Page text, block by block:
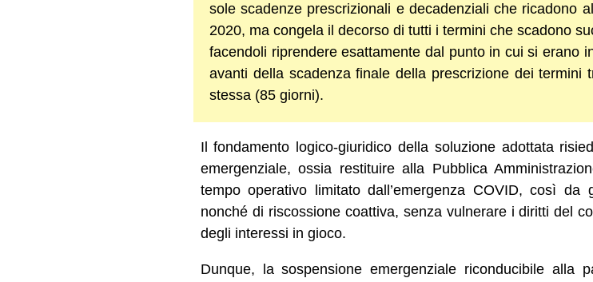
sole scadenze prescrizionali e decadenziali che ricadono
2020, ma congela il decorso di tutti i termini che scadono
facendoli riprendere esattamente dal punto in cui si erano
avanti della scadenza finale della prescrizione dei termini
stessa (85 giorni).
Il fondamento logico-giuridico della soluzione adottata
emergenziale, ossia restituire alla Pubblica
tempo operativo limitato dall’emergenza COVID, così da
nonché di riscossione coattiva, senza vulnerare i diritti del
degli interessi in gioco.
Dunque, la sospensione emergenziale riconducibile